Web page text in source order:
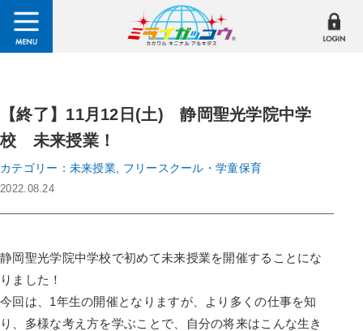
【終了】11月12日(土) 静岡聖光学院中学
校 未来授業！
カテゴリー：未来授業, フリースクール・学童保育
2022.08.24
静岡聖光学院中学校で初めて未来授業を開催することにな
りました！
今回は、1年生の開催となりますが、より多くの仕事を知
り、多様な考え方を学ぶことで、自分の将来はこんな生き